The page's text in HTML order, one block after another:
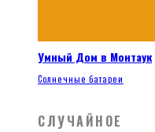
Умный Дом в Монтаук
Солнечные батареи
СЛУЧАЙНОЕ